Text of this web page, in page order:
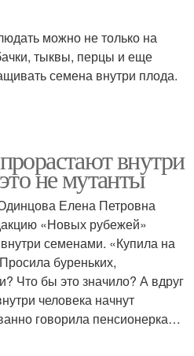
можно не только на
тыквы, перцы и еще
семена внутри плода.
внутри
не мутанты
Елена Петровна
«Новых рубежей»
семенами. «Купила на
буреньких,
Что бы это значило? А вдруг
человека начнут
говорила пенсионерка…